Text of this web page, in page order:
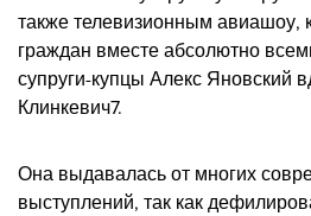
также телевизионным авиашоу,
граждан вместе абсолютно
супруги-купцы Алекс Яновский
Клинкевич7.
Она выдавалась от многих
выступлений, так как